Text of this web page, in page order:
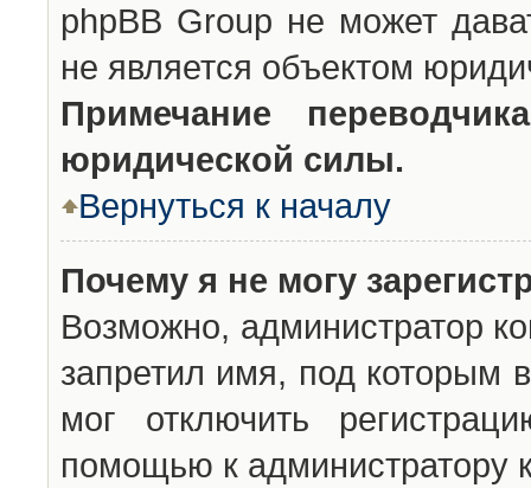
phpBB Group не может
не является объектом
Примечание
юридической силы.
Вернуться к началу
Почему я не могу
Возможно, администратор
запретил имя, под которым
мог отключить
помощью к администратору